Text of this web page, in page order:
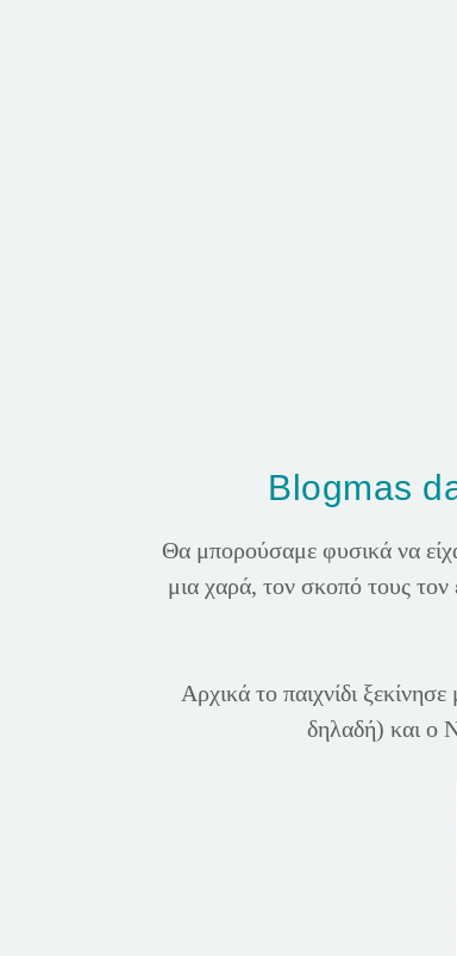
Blogmas
Θα μπορούσαμε φυσικά να
μια χαρά, τον σκοπό τους
Αρχικά το παιχνίδι
δηλαδή) και ο